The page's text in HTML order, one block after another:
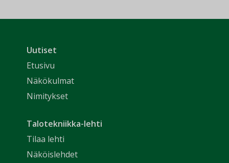
Uutiset
Etusivu
Näkökulmat
Nimitykset
Talotekniikka-lehti
Tilaa lehti
Näköislehdet